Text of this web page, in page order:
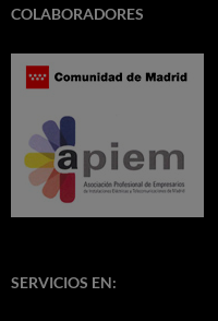
COLABORADORES
SERVICIOS EN: